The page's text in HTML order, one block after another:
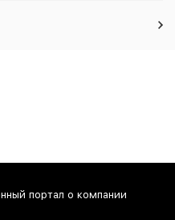
портал о компании